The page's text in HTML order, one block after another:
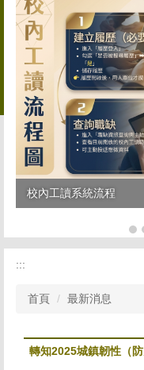
校內工讀系統流程
:::
首頁 最新消息
轉知2025城鎮韌性（